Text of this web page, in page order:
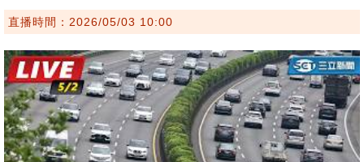
直播時間：2026/05/03 10:00